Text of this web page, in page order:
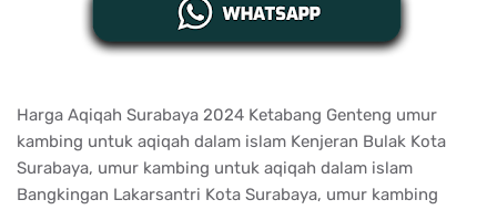
Harga Aqiqah Surabaya 2024 Ketabang Genteng umur
kambing untuk aqiqah dalam islam Kenjeran Bulak Kota
Surabaya, umur kambing untuk aqiqah dalam islam
Bangkingan Lakarsantri Kota Surabaya, umur kambing